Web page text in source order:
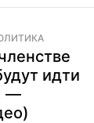
идти
—